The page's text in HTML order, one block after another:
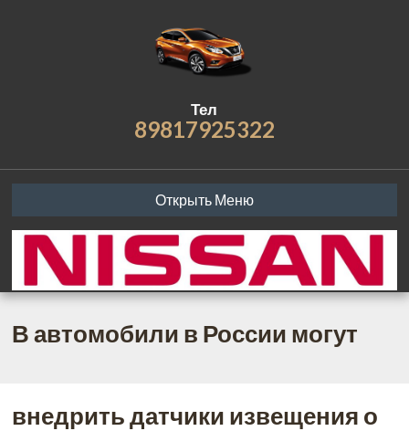
Тел
89817925322
Открыть Меню
В автомобили в России могут
внедрить датчики извещения о